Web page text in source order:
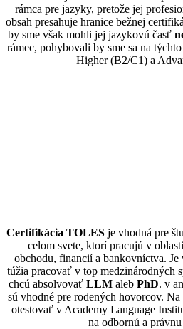
rámca pre jazyky, pretože jej
obsah presahuje hranice bežnej
by sme však mohli jej jazykovú časť
rámec, pohybovali by sme sa na
Higher (B2/C1) a
Certifikácia TOLES je vhodná pre
celom svete, ktorí pracujú v
obchodu, financií a bankovníctva.
túžia pracovať v top medzinárodných
chcú absolvovať LLM aleb PhD. v
sú vhodné pre rodených hovorcov.
otestovať v Academy Language
na odbornú a